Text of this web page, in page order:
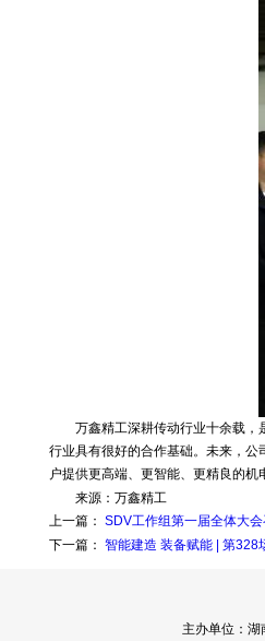
万鑫精工深耕传动行业十余载，
行业具有很好的合作基础。未来，
户提供更高端、更智能、更精良的
来源： 万鑫精工
上一篇： SDV工作组第一届全体大
下一篇： 智能建造 装备赋能 | 第328
主办单位：